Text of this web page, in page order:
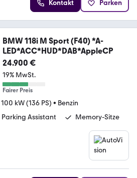
Kontakt Parken
BMW 118i M Sport (F40) *A-
LED*ACC*HUD*DAB*AppleCP
24.900 €
19% MwSt.
Fairer Preis
100 kW (136 PS) • Benzin
Parking Assistant Memory-Sitze